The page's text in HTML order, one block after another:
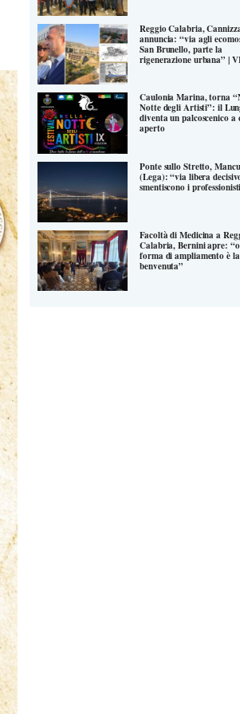
Reggio Calabria,
annuncia: “via agli
San Brunello, parte la
rigenerazione urbana” |
Caulonia Marina, torna
Notte degli Artisti”: il
diventa un palcoscenico a
aperto
Ponte sullo Stretto,
(Lega): “via libera
smentiscono i
Facoltà di Medicina a
Calabria, Bernini apre:
forma di ampliamento è la
benvenuta”